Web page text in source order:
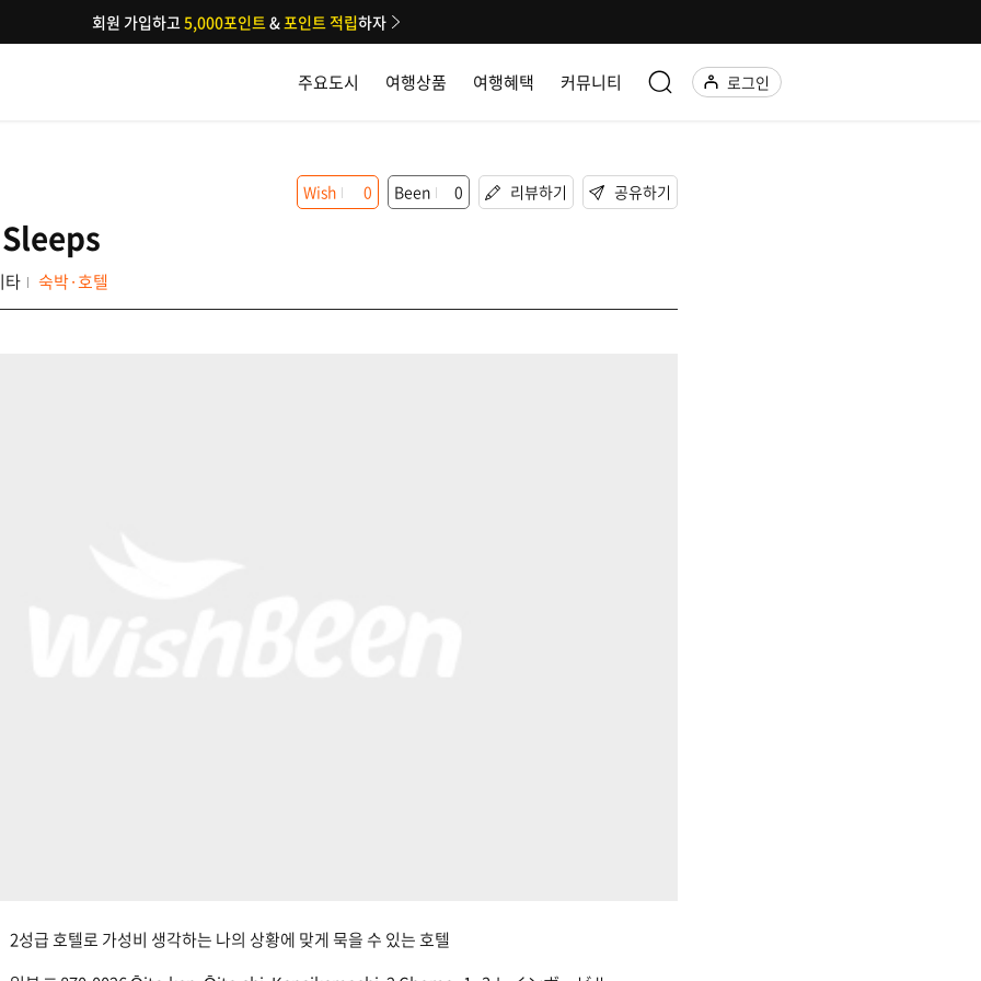
주요도시 여행상품 여행혜택 커뮤니티 로그인
회원 가입하고5,000포인트&포인트 적립하자
타 숙박·호텔
Wish 0 Been 0 리뷰하기 공유하기
2성급 호텔로 가성비 생각하는 나의 상황에 맞게 묵을 수 있는 호텔